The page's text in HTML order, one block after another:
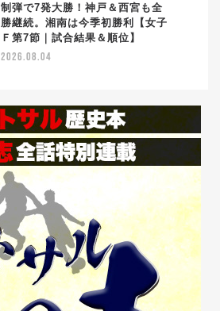
制弾で7発大勝！神戸＆西宮も全
勝継続。湘南は今季初勝利【女子
Ｆ第7節｜試合結果＆順位】
2026.08.04